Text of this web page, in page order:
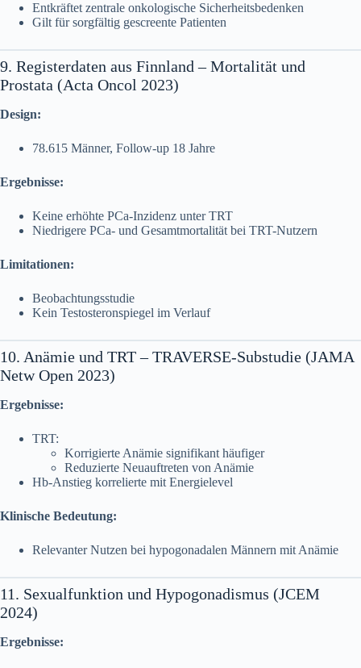
Entkräftet zentrale onkologische Sicherheitsbedenken
Gilt für sorgfältig gescreente Patienten
9. Registerdaten aus Finnland – Mortalität und
Prostata (Acta Oncol 2023)
Design:
78.615 Männer, Follow-up 18 Jahre
Ergebnisse:
Keine erhöhte PCa-Inzidenz unter TRT
Niedrigere PCa- und Gesamtmortalität bei TRT-Nutzern
Limitationen:
Beobachtungsstudie
Kein Testosteronspiegel im Verlauf
10. Anämie und TRT – TRAVERSE-Substudie (JAMA
Netw Open 2023)
Ergebnisse:
TRT:
Korrigierte Anämie signifikant häufiger
Reduzierte Neuauftreten von Anämie
Hb-Anstieg korrelierte mit Energielevel
Klinische Bedeutung:
Relevanter Nutzen bei hypogonadalen Männern mit Anämie
11. Sexualfunktion und Hypogonadismus (JCEM
2024)
Ergebnisse: